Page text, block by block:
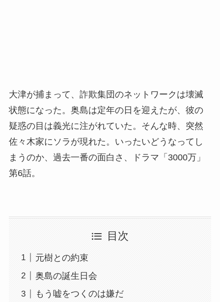
大津が捕まって、詐欺集団のネットワークは壊滅
状態になった。奥島は定年の日を迎えたが、彼の
疑惑の目は義光に注がれていた。そんな時、突然
佐々木家にソラが現れた。いったいどうなってし
まうのか、過去一番の面白さ、ドラマ「3000万」
第6話。
目次
元樹との約束
奥島の誕生日会
もう嘘をつくのは嫌だ